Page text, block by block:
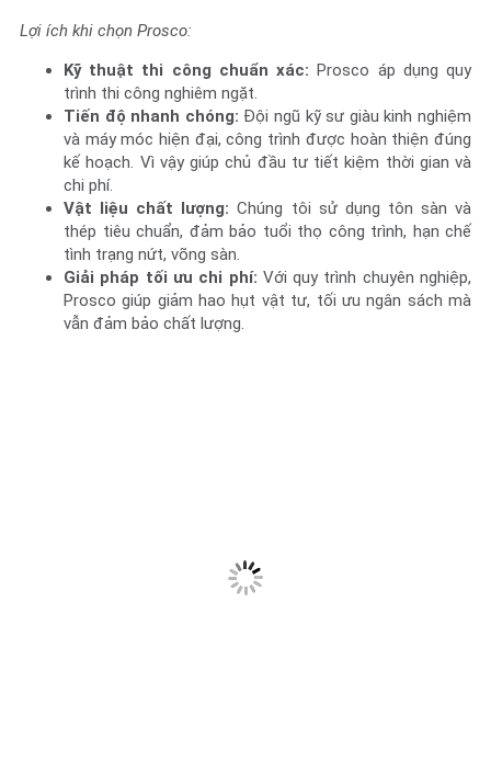
Lợi ích khi chọn Prosco:
Kỹ thuật thi công chuẩn xác: Prosco áp dụng quy
trình thi công nghiêm ngặt.
Tiến độ nhanh chóng: Đội ngũ kỹ sư giàu kinh nghiệm
và máy móc hiện đại, công trình được hoàn thiện đúng
kế hoạch. Vì vậy giúp chủ đầu tư tiết kiệm thời gian và
chi phí.
Vật liệu chất lượng: Chúng tôi sử dụng tôn sàn và
thép tiêu chuẩn, đảm bảo tuổi thọ công trình, hạn chế
tình trạng nứt, võng sàn.
Giải pháp tối ưu chi phí: Với quy trình chuyên nghiệp,
Prosco giúp giảm hao hụt vật tư, tối ưu ngân sách mà
vẫn đảm bảo chất lượng.